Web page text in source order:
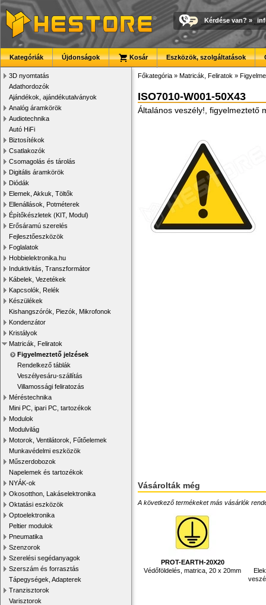
Kérdése van? »
Kategóriák Újdonságok Kosár Eszközök, szolgáltatások
3D nyomtatás
Adathordozók
Ajándékok, ajándékutalványok
Analóg áramkörök
Audiotechnika
Autó HiFi
Biztosítékok
Csatlakozók
Csomagolás és tárolás
Digitális áramkörök
Diódák
Elemek, Akkuk, Töltők
Ellenállások, Potméterek
Építőkészletek (KIT, Modul)
Erősáramú szerelés
Fejlesztőeszközök
Foglalatok
Hobbielektronika.hu
Induktivitás, Transzformátor
Kábelek, Vezetékek
Kapcsolók, Relék
Készülékek
Kishangszórók, Piezók, Mikrofonok
Kondenzátor
Kristályok
Matricák, Feliratok
Figyelmeztető jelzések
Rendelkező táblák
Veszélyesáru-szállítás
Villamossági feliratozás
Méréstechnika
Mini PC, ipari PC, tartozékok
Modulok
Modulvilág
Motorok, Ventilátorok, Fűtőelemek
Munkavédelmi eszközök
Műszerdobozok
Napelemek és tartozékok
NYÁK-ok
Okosotthon, Lakáselektronika
Oktatási eszközök
Optoelektronika
Peltier modulok
Pneumatika
Szenzorok
Szerelési segédanyagok
Szerszám és forrasztás
Tápegységek, Adapterek
Tranzisztorok
Varisztorok
Főkategória » Matricák, Feliratok »
ISO7010-W001-50X43
Általános veszély!, figyelmeztető
Vásárolták még
A következő termékeket más vásárlók
PROT-EARTH-20X20
Védőföldelés, matrica, 20 x 20mm